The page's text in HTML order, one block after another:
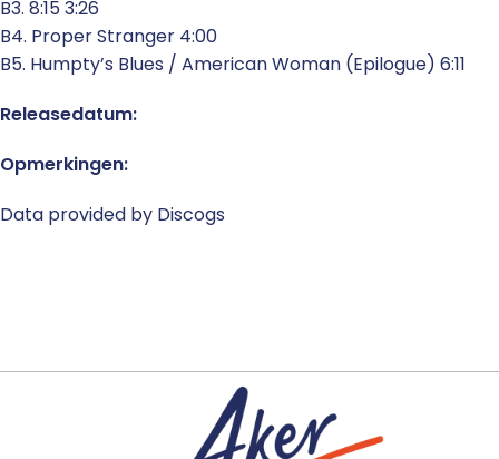
B3. 8:15 3:26
B4. Proper Stranger 4:00
B5. Humpty’s Blues / American Woman (Epilogue) 6:11
Releasedatum:
Opmerkingen:
Data provided by Discogs